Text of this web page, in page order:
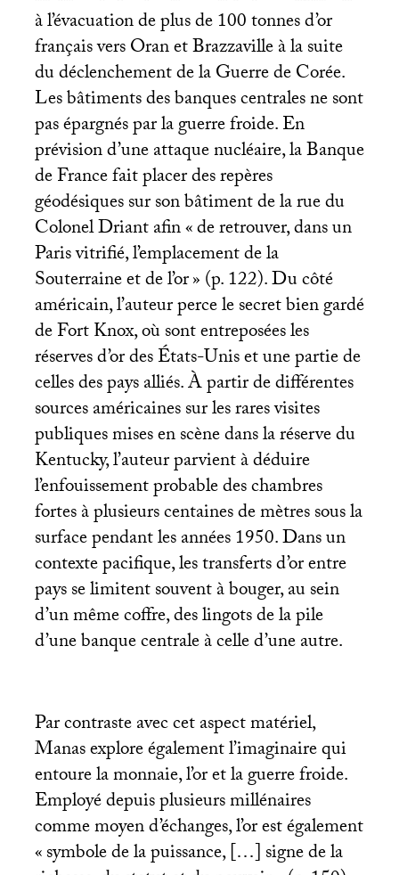
à l’évacuation de plus de 100 tonnes d’or
français vers Oran et Brazzaville à la suite
du déclenchement de la Guerre de Corée.
Les bâtiments des banques centrales ne sont
pas épargnés par la guerre froide. En
prévision d’une attaque nucléaire, la Banque
de France fait placer des repères
géodésiques sur son bâtiment de la rue du
Colonel Driant afin «de retrouver, dans un
Paris vitrifié, l’emplacement de la
Souterraine et de l’or» (p. 122). Du côté
américain, l’auteur perce le secret bien gardé
de Fort Knox, où sont entreposées les
réserves d’or des États-Unis et une partie de
celles des pays alliés. À partir de différentes
sources américaines sur les rares visites
publiques mises en scène dans la réserve du
Kentucky, l’auteur parvient à déduire
l’enfouissement probable des chambres
fortes à plusieurs centaines de mètres sous la
surface pendant les années 1950. Dans un
contexte pacifique, les transferts d’or entre
pays se limitent souvent à bouger, au sein
d’un même coffre, des lingots de la pile
d’une banque centrale à celle d’une autre.
Par contraste avec cet aspect matériel,
Manas explore également l’imaginaire qui
entoure la monnaie, l’or et la guerre froide.
Employé depuis plusieurs millénaires
comme moyen d’échanges, l’or est également
«symbole de la puissance, […] signe de la